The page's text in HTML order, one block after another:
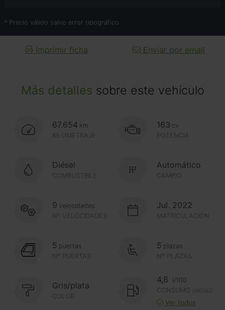
Más detalles sobre este vehículo
67.654 km
KILOMETRAJE
163 cv
POTENCIA
Diésel
COMBUSTIBLE CAMBIO
Automático
Nº VELOCIDADES
9 velocidades Jul. 2022
MATRICULACIÓN
Nº PUERTAS
5 puertas
Nº PLAZAS
5 plazas
Gris/plata
COLOR
4,8
l/100
CONSUMO
(MEDIO)
Ver todos
* Precio válido salvo error tipográfico.
Imprimir ficha Enviar por email